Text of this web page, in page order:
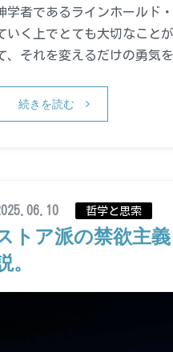
学者であるラインホールド
いく上でとても大切なこと
、それを変えるだけの勇気
続きを読む
哲学と思索
トア派の禁欲主
。